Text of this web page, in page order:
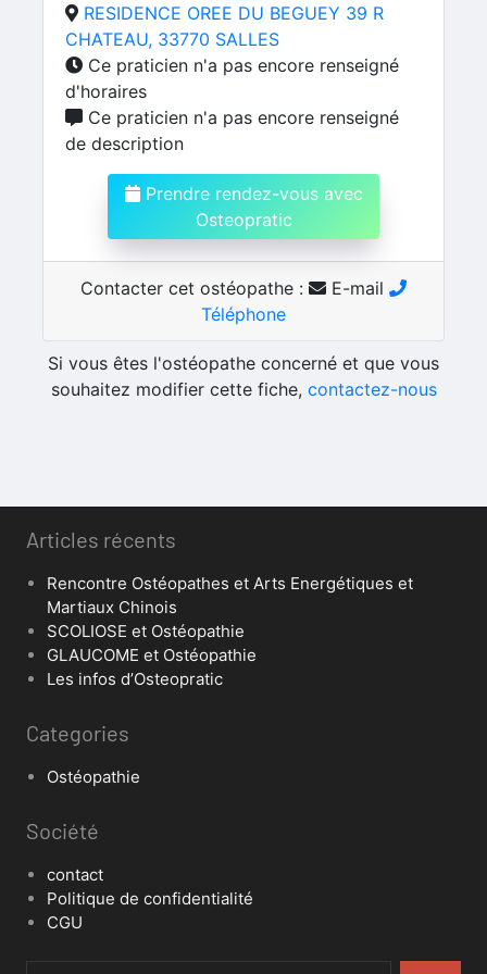
RESIDENCE OREE DU BEGUEY 39 R
CHATEAU, 33770 SALLES
Ce praticien n'a pas encore renseigné
d'horaires
Ce praticien n'a pas encore renseigné
de description
Prendre rendez-vous avec
Osteopratic
Contacter cet ostéopathe :
E-mail
Téléphone
Si vous êtes l'ostéopathe concerné et que vous
souhaitez modifier cette fiche, contactez-nous
Articles récents
Rencontre Ostéopathes et Arts Energétiques et
Martiaux Chinois
SCOLIOSE et Ostéopathie
GLAUCOME et Ostéopathie
Les infos d’Osteopratic
Categories
Ostéopathie
Société
contact
Politique de confidentialité
CGU